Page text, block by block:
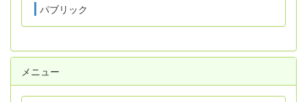
パブリック
メニュー